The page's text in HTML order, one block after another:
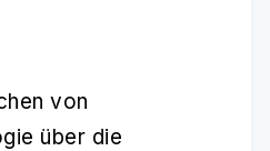
von
über die